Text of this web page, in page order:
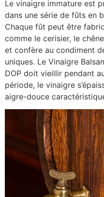
Le vinaigre immature est
dans une série de fûts en
Chaque fût peut être
comme le cerisier, le
et confère au condiment
uniques. Le Vinaigre
DOP doit vieillir pendant
période, le vinaigre
aigre-douce